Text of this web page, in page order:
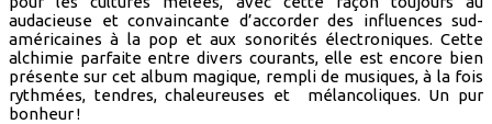
audacieuse et convaincante d’accorder des influences sud-
américaines à la pop et aux sonorités électroniques. Cette
alchimie parfaite entre divers courants, elle est encore bien
présente sur cet album magique, rempli de musiques, à la fois
rythmées, tendres, chaleureuses et mélancoliques. Un pur
bonheur !